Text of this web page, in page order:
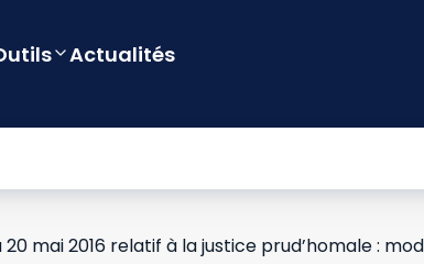
Actualités